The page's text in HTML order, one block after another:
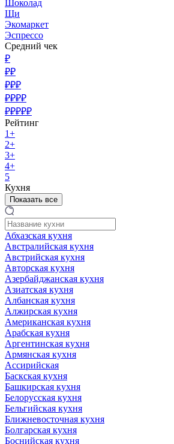
Шоколад
Щи
Экомаркет
Эспрессо
Средний чек
₽
₽₽
₽₽₽
₽₽₽₽
₽₽₽₽₽
Рейтинг
1+
2+
3+
4+
5
Кухня
Показать все
Абхазская кухня
Австралийская кухня
Австрийская кухня
Авторская кухня
Азербайджанская кухня
Азиатская кухня
Албанская кухня
Алжирская кухня
Американская кухня
Арабская кухня
Аргентинская кухня
Армянская кухня
Ассирийская
Баскская кухня
Башкирская кухня
Белорусская кухня
Бельгийская кухня
Ближневосточная кухня
Болгарская кухня
Боснийская кухня